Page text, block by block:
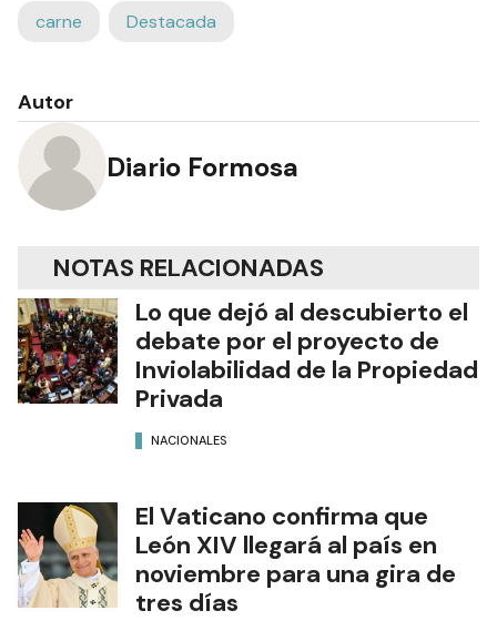
carne Destacada
Autor
Diario Formosa
NOTAS RELACIONADAS
Lo que dejó al descubierto el
debate por el proyecto de
Inviolabilidad de la Propiedad
Privada
NACIONALES
El Vaticano confirma que
León XIV llegará al país en
noviembre para una gira de
tres días